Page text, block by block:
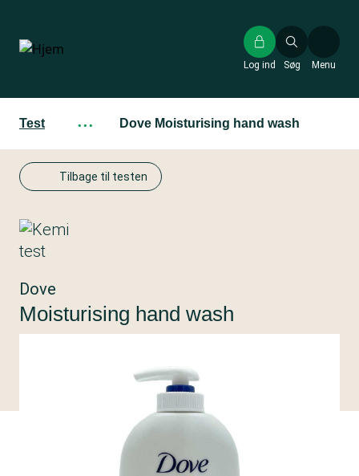
hovedindhold
Søg
Log ind Menu
Test ··· Dove Moisturising hand wash
Tilbage til testen
Dove
Moisturising hand wash